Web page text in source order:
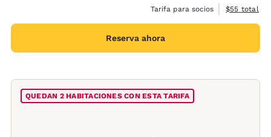
Tarifa para socios
Ver detalles
$55 total
Reserva ahora
QUEDAN 2 HABITACIONES CON ESTA TARIFA